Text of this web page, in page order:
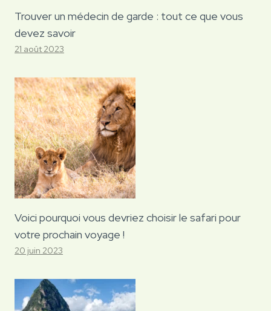
Trouver un médecin de garde : tout ce que vous
devez savoir
21 août 2023
Voici pourquoi vous devriez choisir le safari pour
votre prochain voyage !
20 juin 2023